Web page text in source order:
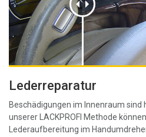
Lederreparatur
Beschädigungen im Innenraum sind
unserer LACKPROFI Methode
Lederaufbereitung im